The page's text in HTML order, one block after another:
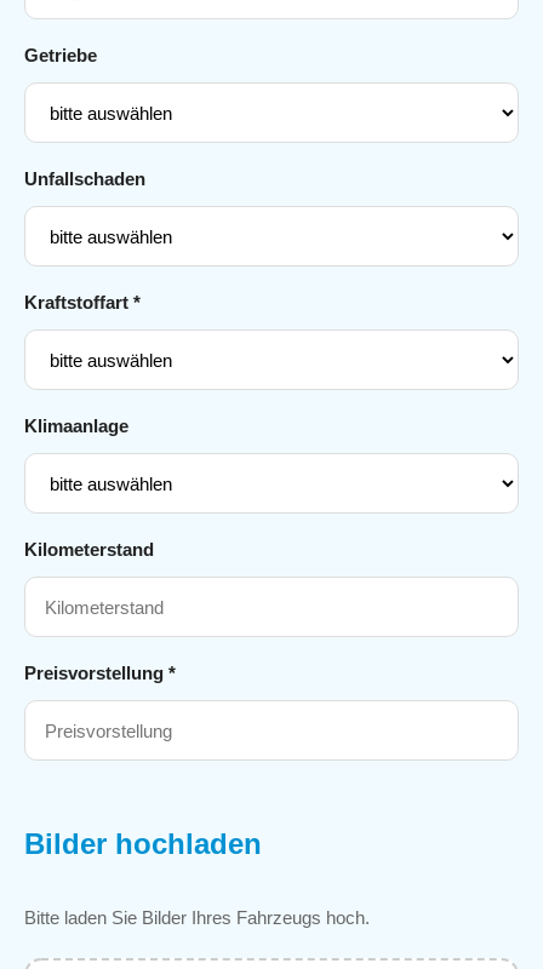
Getriebe
Unfallschaden
Kraftstoffart *
Klimaanlage
Kilometerstand
Preisvorstellung *
Bilder hochladen
Bitte laden Sie Bilder Ihres Fahrzeugs hoch.